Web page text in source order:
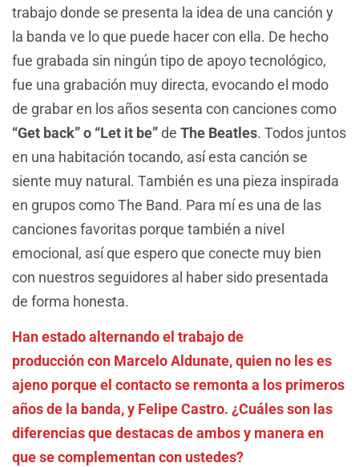
trabajo donde se presenta la idea de una canción y
la banda ve lo que puede hacer con ella. De hecho
fue grabada sin ningún tipo de apoyo tecnológico,
fue una grabación muy directa, evocando el modo
de grabar en los años sesenta con canciones como
“Get back” o “Let it be”de The Beatles. Todos juntos
en una habitación tocando, así esta canción se
siente muy natural. También es una pieza inspirada
en grupos como The Band. Para mí es una de las
canciones favoritas porque también a nivel
emocional, así que espero que conecte muy bien
con nuestros seguidores al haber sido presentada
de forma honesta.
Han estado alternando el trabajo de
producción con Marcelo Aldunate, quien no les es
ajeno porque el contacto se remonta a los primeros
años de la banda, y Felipe Castro. ¿Cuáles son las
diferencias que destacas de ambos y manera en
que se complementan con ustedes?